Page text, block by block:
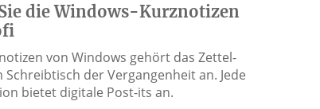
die Windows-Kurznotizen
von Windows gehört das Zettel-
Schreibtisch der Vergangenheit an. Jede
bietet digitale Post-its an.